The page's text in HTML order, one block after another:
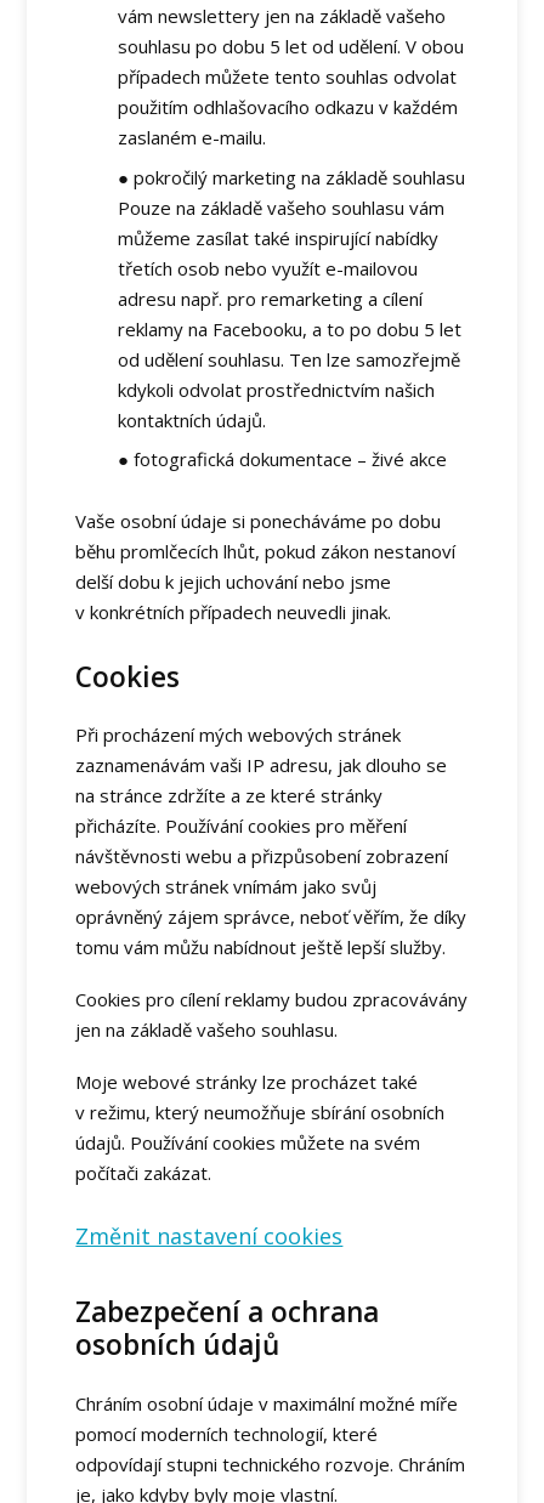
vám newslettery jen na základě vašeho
souhlasu po dobu 5 let od udělení. V obou
případech můžete tento souhlas odvolat
použitím odhlašovacího odkazu v každém
zaslaném e-mailu.
● pokročilý marketing na základě souhlasu
Pouze na základě vašeho souhlasu vám
můžeme zasílat také inspirující nabídky
třetích osob nebo využít e-mailovou
adresu např. pro remarketing a cílení
reklamy na Facebooku, a to po dobu 5 let
od udělení souhlasu. Ten lze samozřejmě
kdykoli odvolat prostřednictvím našich
kontaktních údajů.
● fotografická dokumentace – živé akce
Vaše osobní údaje si ponecháváme po dobu
běhu promlčecích lhůt, pokud zákon nestanoví
delší dobu k jejich uchování nebo jsme
v konkrétních případech neuvedli jinak.
Cookies
Při procházení mých webových stránek
zaznamenávám vaši IP adresu, jak dlouho se
na stránce zdržíte a ze které stránky
přicházíte. Používání cookies pro měření
návštěvnosti webu a přizpůsobení zobrazení
webových stránek vnímám jako svůj
oprávněný zájem správce, neboť věřím, že díky
tomu vám můžu nabídnout ještě lepší služby.
Cookies pro cílení reklamy budou zpracovávány
jen na základě vašeho souhlasu.
Moje webové stránky lze procházet také
v režimu, který neumožňuje sbírání osobních
údajů. Používání cookies můžete na svém
počítači zakázat.
Změnit nastavení cookies
Zabezpečení a ochrana
osobních údajů
Chráním osobní údaje v maximální možné míře
pomocí moderních technologií, které
odpovídají stupni technického rozvoje. Chráním
je, jako kdyby byly moje vlastní.